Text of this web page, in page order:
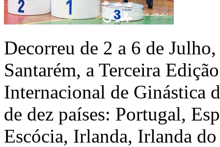
Decorreu de 2 a 6 de
Santarém, a Terceira
Internacional de Ginástica
de dez países: Portugal,
Escócia, Irlanda, Irlanda